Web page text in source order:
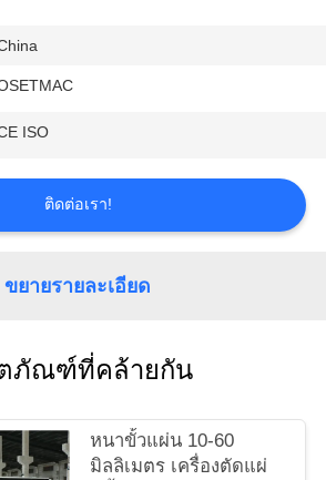
ISO
ติดต่อเรา!
ขยายรายละเอียด
ภัณฑ์ที่คล้ายกัน
หนาขั้วแผ่น 10-60
มิลลิเมตร เครื่องตัดแผ่